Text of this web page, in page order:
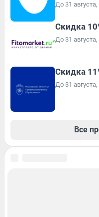
До 31
Скидка
До 31
Скидка
До 31
Все